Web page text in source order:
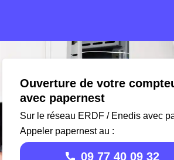
Ouverture de votre
avec papernest
Sur le réseau ERDF / Enedis avec
Appeler papernest au :
09 77 40 09 32